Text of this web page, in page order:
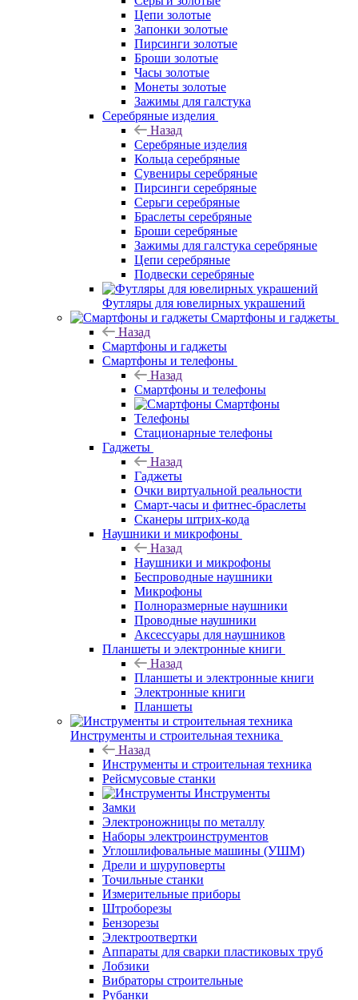
Цепи золотые
Запонки золотые
Пирсинги золотые
Броши золотые
Часы золотые
Монеты золотые
Зажимы для галстука
Серебряные изделия
Назад
Серебряные изделия
Кольца серебряные
Сувениры серебряные
Пирсинги серебряные
Серьги серебряные
Браслеты серебряные
Броши серебряные
Зажимы для галстука серебряные
Цепи серебряные
Подвески серебряные
Футляры для ювелирных украшений
Смартфоны и гаджеты
Назад
Смартфоны и гаджеты
Смартфоны и телефоны
Назад
Смартфоны и телефоны
Смартфоны
Телефоны
Стационарные телефоны
Гаджеты
Назад
Гаджеты
Очки виртуальной реальности
Смарт-часы и фитнес-браслеты
Сканеры штрих-кода
Наушники и микрофоны
Назад
Наушники и микрофоны
Беспроводные наушники
Микрофоны
Полноразмерные наушники
Проводные наушники
Аксессуары для наушников
Планшеты и электронные книги
Назад
Планшеты и электронные книги
Электронные книги
Планшеты
Инструменты и строительная техника
Назад
Инструменты и строительная техника
Рейсмусовые станки
Инструменты
Замки
Электроножницы по металлу
Наборы электроинструментов
Углошлифовальные машины (УШМ)
Дрели и шуруповерты
Точильные станки
Измерительные приборы
Штроборезы
Бензорезы
Электроотвертки
Аппараты для сварки пластиковых труб
Лобзики
Вибраторы строительные
Рубанки